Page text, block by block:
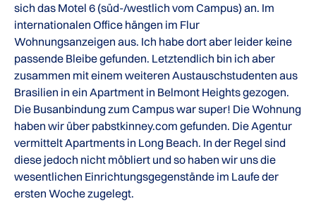
sich das Motel 6 (süd-/westlich vom Campus) an. Im
internationalen Office hängen im Flur
Wohnungsanzeigen aus. Ich habe dort aber leider keine
passende Bleibe gefunden. Letztendlich bin ich aber
zusammen mit einem weiteren Austauschstudenten aus
Brasilien in ein Apartment in Belmont Heights gezogen.
Die Busanbindung zum Campus war super! Die Wohnung
haben wir über pabstkinney.com gefunden. Die Agentur
vermittelt Apartments in Long Beach. In der Regel sind
diese jedoch nicht möbliert und so haben wir uns die
wesentlichen Einrichtungsgegenstände im Laufe der
ersten Woche zugelegt.